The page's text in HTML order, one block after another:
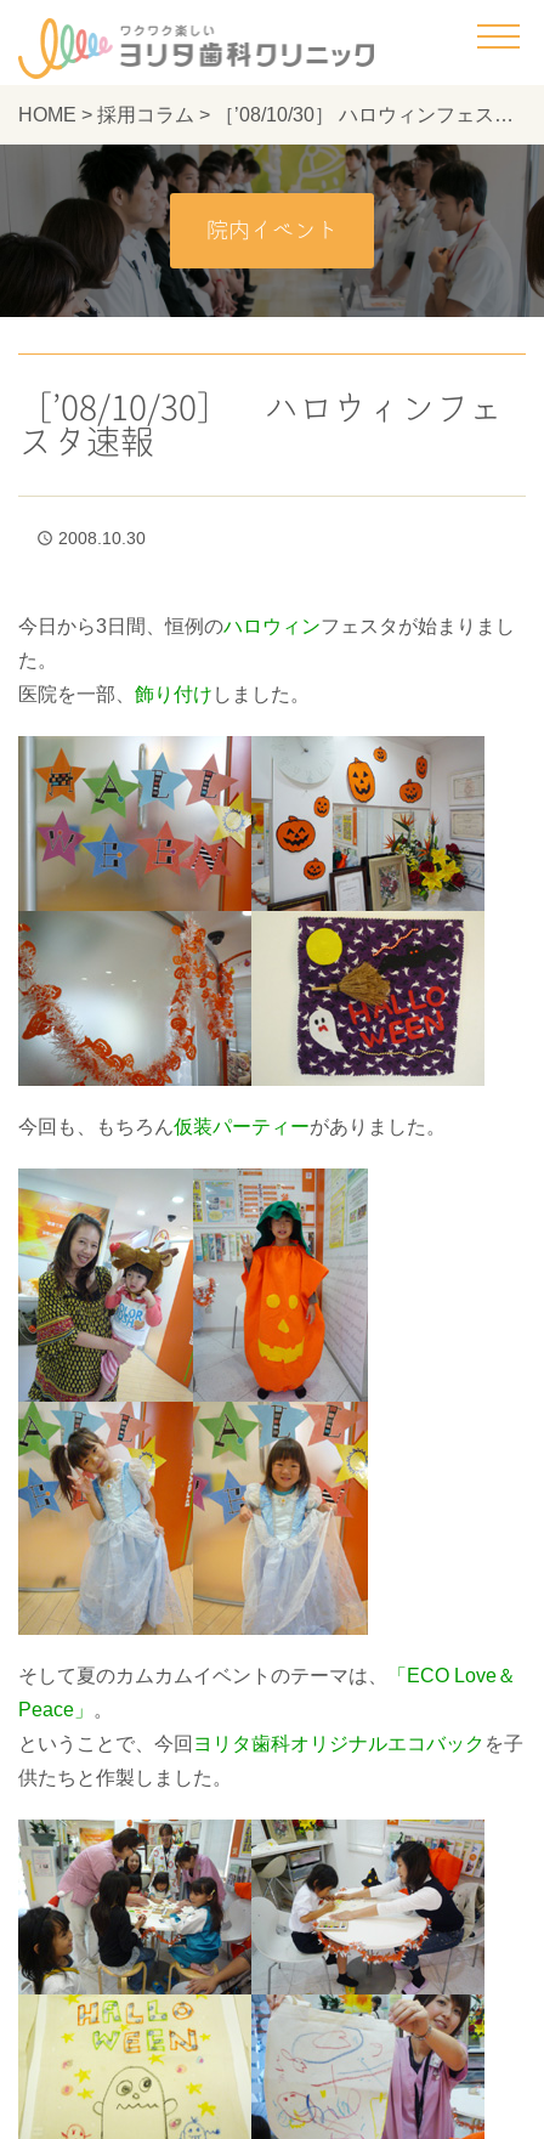
HOME > 採用コラム > ［’08/10/30］ ハロウィンフェスタ速報 - ヨリタ歯科クリニック
院内イベント
［’08/10/30］ ハロウィンフェ
スタ速報
access_time 2008.10.30
今日から3日間、恒例のハロウィンフェスタが始まりまし
た。
医院を一部、 飾り付け しました。
今回も、もちろん仮装パーティーがありました。
そして夏のカムカムイベントのテーマは、
「ECO Love＆
Peace」
。
ということで、今回 ヨリタ歯科オリジナルエコバック を子
供たちと作製しました。